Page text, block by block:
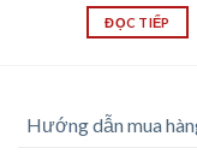
ĐỌC TIẾP
Hướng dẫn mua